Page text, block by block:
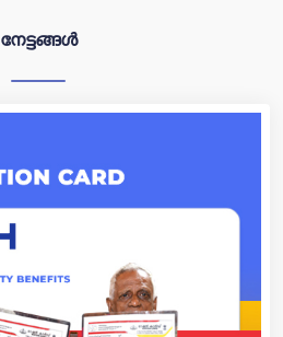
നേട്ടങ്ങൾ